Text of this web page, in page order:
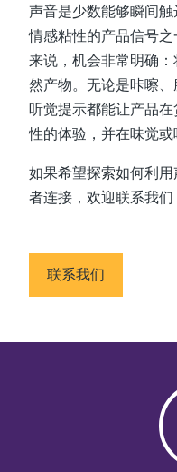
声音是少数能够瞬间
情感粘性的产品信号
来说，机会非常明确
然产物。无论是咔嚓
听觉提示都能让产品
性的体验，并在味觉或
如果希望探索如何利
者连接，欢迎联系我们
联系我们